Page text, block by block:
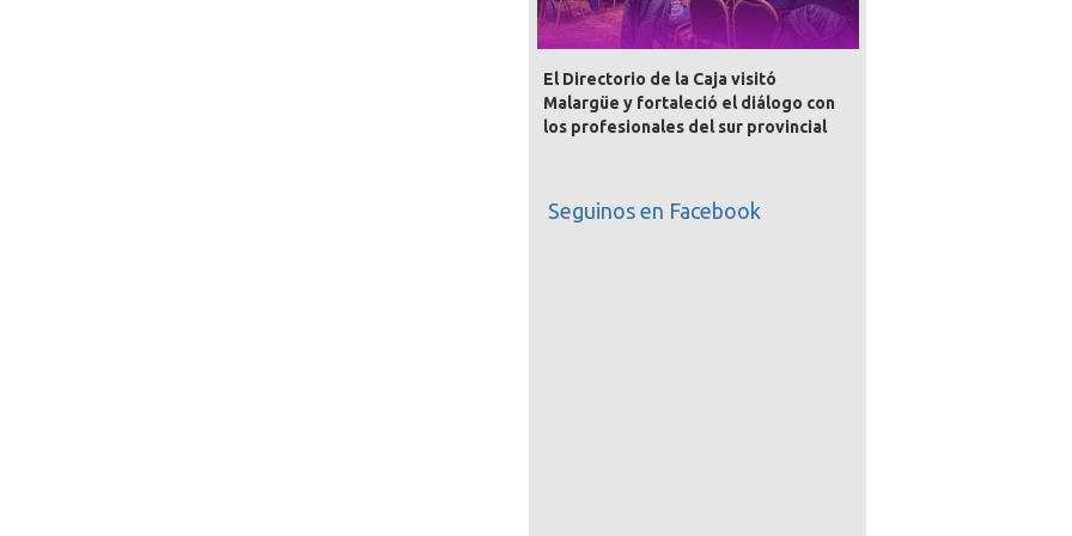
El Directorio de la Caja visitó
Malargüe y fortaleció el diálogo con
los profesionales del sur provincial
Seguinos en Facebook